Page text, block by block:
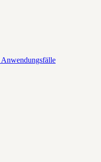
Anwendungsfälle